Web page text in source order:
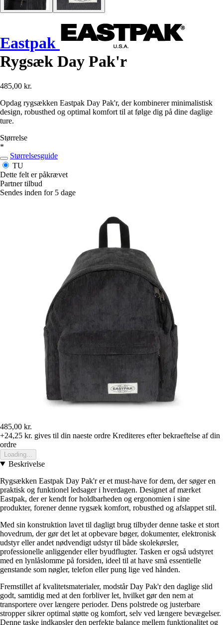
Eastpak
Rygsæk Day Pak'r
485,00 kr.
Opdag rygsækken Eastpak Day Pak'r, der kombinerer minimalistisk
design, robusthed og optimal komfort til at følge dig på dine daglige
ture.
Størrelse
*
Størrelsesguide
TU
Dette felt er påkrævet
Partner tilbud
Sendes inden for 5 dage
485,00 kr.
+24,25 kr. gives til din naeste ordre Krediteres efter bekraeftelse af din
ordre
Loading...
Beskrivelse
Rygsækken Eastpak Day Pak'r er et must-have for dem, der søger en
praktisk og funktionel ledsager i hverdagen. Designet af mærket
Eastpak, der er kendt for holdbarheden og ergonomien i sine
produkter, forener denne rygsæk komfort, robusthed og afslappet stil.
Med sin konstruktion lavet til dagligt brug tilbyder denne taske et stort
hovedrum, der gør det let at opbevare bøger, dokumenter, elektronisk
udstyr eller andet nødvendigt udstyr til både skolekørsler,
professionelle anliggender eller byudflugter. Tasken er også udstyret
med en lynlåslomme på forsiden, ideel til at have små essentielle
genstande som nøgler, telefon eller pung lige ved hånden.
Fremstillet af kvalitetsmaterialer, modstår Day Pak'r den daglige slid
godt, samtidig med at den forbliver let, hvilket gør den nem at
transportere over længere perioder. Dens polstrede og justerbare
stropper sikrer optimal støtte og komfort, selv ved længere bevægelser.
Denne taske indkapsler den perfekte balance mellem funktionalitet og